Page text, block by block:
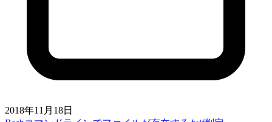
2018年11月18日